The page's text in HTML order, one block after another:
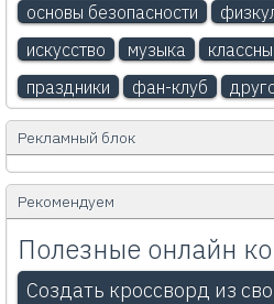
основы безопасности
искусство
музыка
праздники
фан-клуб
Рекламный блок
Рекомендуем
Полезные онлайн
Создать кроссворд из